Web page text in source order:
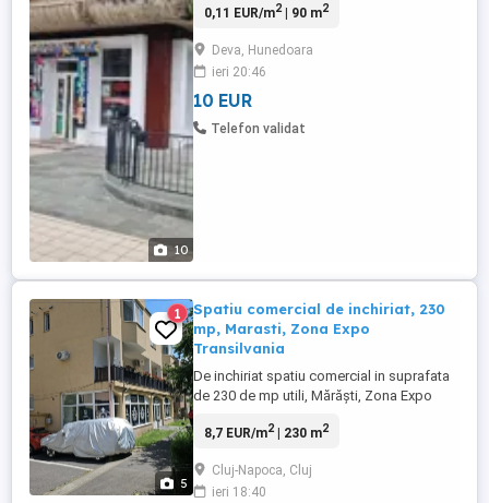
10
Prețul de închiriere este de 9 euro mp
160000 euro.Negociabil Informații la tel
0,11 EUR/m2| 90 m2
Deva, Hunedoara
ieri 20:46
10 EUR
Telefon validat
5
1
Spatiu comercial de inchiriat, 230
mp, Marasti, Zona Expo
Transilvania
De inchiriat spatiu comercial in suprafata
de 230 de mp utili, Mărăști, Zona Expo
autobuz, spațiul are ieșire pe doua parti, la
pretabil pentru orice activitate comerciala,
spațiul dispune de toate utilitățile
8,7 EUR/m2| 230 m2
Cluj-Napoca, Cluj
ieri 18:40